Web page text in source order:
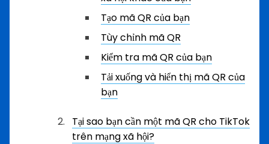
Tạo mã QR của bạn
Tùy chỉnh mã QR
Kiểm tra mã QR của bạn
Tải xuống và hiển thị mã QR của
bạn
Tại sao bạn cần một mã QR cho TikTok
trên mạng xã hội?